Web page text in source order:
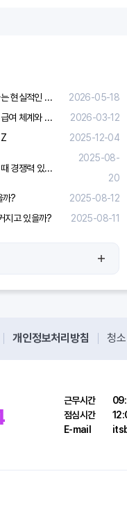
미용사 면허증 취득 후 취업까지 준비하는 현실적인 방법
2026-05-18
마사지구인구직 시 반드시 살펴봐야 할 급여 체계와 합리적 보상 가이드
2026-03-12
2025-12-04
마사지구인구직, 다른 직업과 비교했을 때 경쟁력 있을까?
2025-08-
20
까?
2025-08-12
지고 있을까?
2025-08-11
개인정보처리방침 청
근무시간
점심시간
E-mail